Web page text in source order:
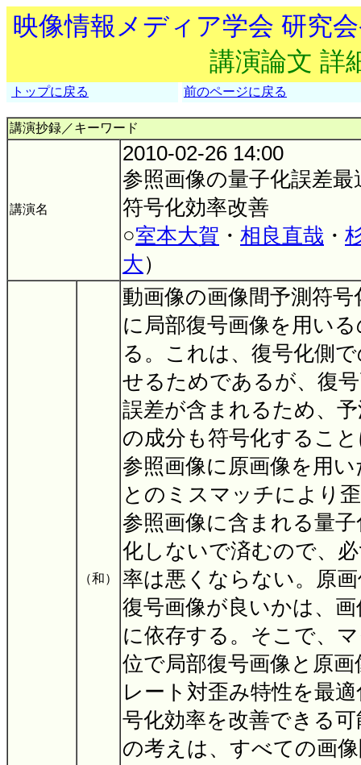
映像情報メディア学会 研究
講演論文 詳
トップに戻る 前のページに戻る
講演抄録／キーワード
講演名
2010-02-26 14:00
参照画像の量子化誤差
符号化効率改善
○室本大賀 ・ 相良直哉 ・
大）
（和）
動画像の画像間予測符
に局部復号画像を用い
る。これは、復号化側
せるためであるが、復
誤差が含まれるため、
の成分も符号化するこ
参照画像に原画像を用
とのミスマッチにより
参照画像に含まれる量
化しないで済むので、
率は悪くならない。原
復号画像が良いかは、
に依存する。そこで、
位で局部復号画像と原
レート対歪み特性を最
号化効率を改善できる
の考えは、すべての画